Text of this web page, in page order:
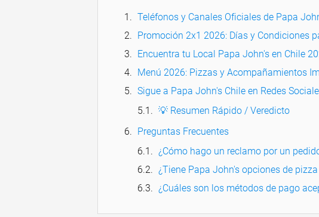
Teléfonos y Canales Oficiales de Papa
Promoción 2x1 2026: Días y Condiciones
Encuentra tu Local Papa John's en Chile
Menú 2026: Pizzas y Acompañamientos
Sigue a Papa John's Chile en Redes
💡 Resumen Rápido / Veredicto
Preguntas Frecuentes
¿Cómo hago un reclamo por un
¿Tiene Papa John's opciones de
¿Cuáles son los métodos de pago